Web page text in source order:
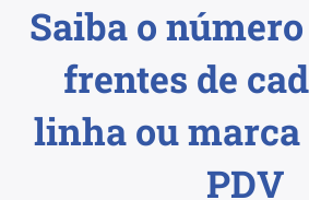
Saiba o
frentes de
linha ou marca
PDV